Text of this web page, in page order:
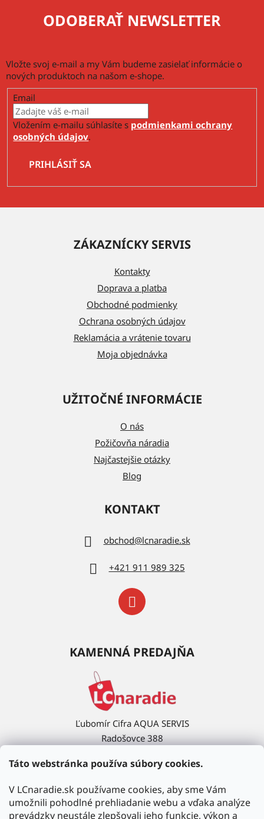
Táto webstránka používa súbory cookies.
V LCnaradie.sk používame cookies, aby sme Vám
umožnili pohodlné prehliadanie webu a vďaka analýze
prevádzky neustále zlepšovali jeho funkcie, výkon a
ODOBERAŤ NEWSLETTER
Vložte svoj e-mail a my Vám budeme zasielať informácie o
nových produktoch na našom e-shope.
Email
Vložením e-mailu súhlasíte s podmienkami ochrany
osobných údajov.
PRIHLÁSIŤ SA
ZÁKAZNÍCKY SERVIS
Kontakty
Doprava a platba
Obchodné podmienky
Ochrana osobných údajov
Reklamácia a vrátenie tovaru
Moja objednávka
UŽITOČNÉ INFORMÁCIE
O nás
Požičovňa náradia
Najčastejšie otázky
Blog
KONTAKT
obchod@lcnaradie.sk
+421 911 989 325
KAMENNÁ PREDAJŇA
Ľubomír Cifra AQUA SERVIS
Radošovce 388